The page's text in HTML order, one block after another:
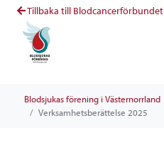
Tillbaka till Blodcancerförbundet
Blodsjukas förening i Västernorrland
Verksamhetsberättelse 2025